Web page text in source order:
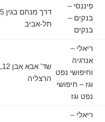
פיננסי –
בנקים –
בנקים
דרך מנחם בגין 125,
תל-אביב
ריאלי –
אנרגיה
וחיפושי נפט
וגז – חיפושי
נפט וגז
שד' אבא אבן 12,
הרצליה
ריאלי –